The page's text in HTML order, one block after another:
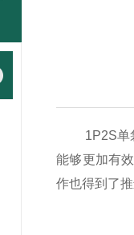
1P2S单
能够更加有
作也得到了